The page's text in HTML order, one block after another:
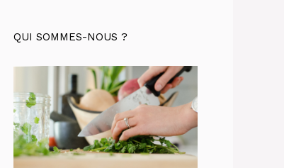
QUI SOMMES-NOUS ?